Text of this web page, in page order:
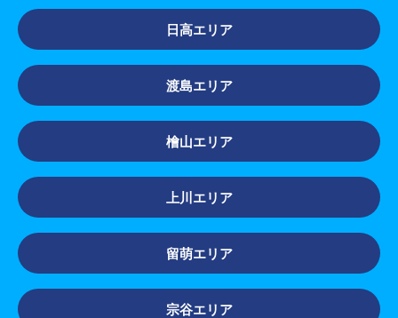
日高エリア
渡島エリア
檜山エリア
上川エリア
留萌エリア
宗谷エリア